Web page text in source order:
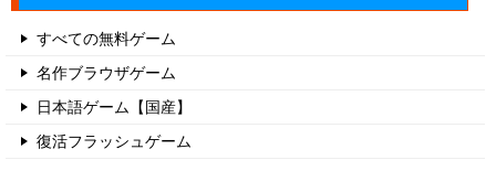
すべての無料ゲーム
名作ブラウザゲーム
日本語ゲーム【国産】
復活フラッシュゲーム